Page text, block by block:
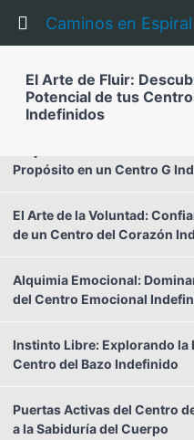
Return to course:
Caminos en Espiral
El Arte de Fluir:
Potencial de tus
Indefinidos
Expresión en el Centro de la
Puertas Activas del Centro
Manifestación y
Propósito en un Centro G
El Arte de la Voluntad:
de un Centro del Corazón
Alquimia Emocional:
del Centro Emocional
Instinto Libre: Explorando la
Centro del Bazo Indefinido
Puertas Activas del Centro
a la Sabiduría del Cuerpo